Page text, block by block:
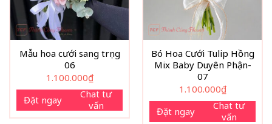
Mẫu hoa cưới sang trọng
06
1.100.000₫
Đặt ngay
Chat tư
vấn
Bó Hoa Cưới Tulip Hồng
Mix Baby Duyên Phận-
07
1.100.000₫
Đặt ngay
Chat tư
vấn